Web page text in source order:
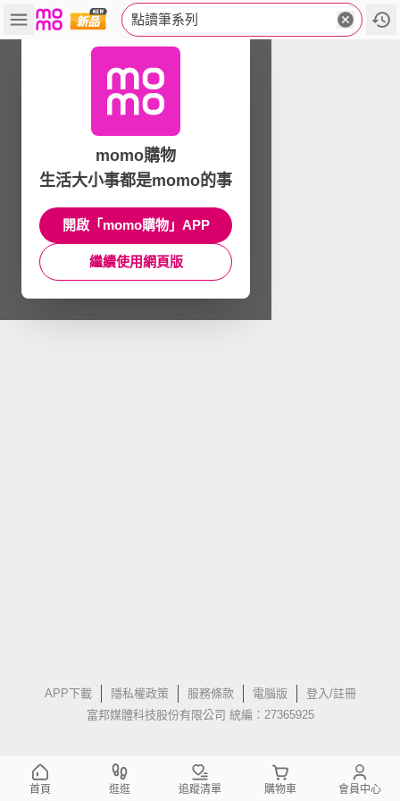
點讀筆系列
APP下載 隱私權政策 服務條款 電腦版
登入/註冊
富邦媒體科技股份有限公司 統編：27365925
momo購物
生活大小事都是momo的事
開啟「momo購物」APP
繼續使用網頁版
首頁 逛逛 追蹤清單 購物車 會員中心